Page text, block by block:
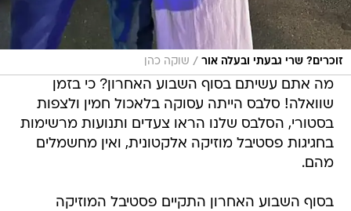
זוכרים? שרי גבעתי ובעלה אור / שוקה כהן
מה אתם עשיתם בסוף השבוע האחרון? כי בזמן
שוואלה! סלבס הייתה עסוקה בלאכול חמין ולצפות
בסטורי, הסלבס שלנו הראו צעדים ותנועות מרשימות
בחגיגות פסטיבל מוזיקה אלקטונית, ואין מחשמלים
מהם.
בסוף השבוע האחרון התקיים פסטיבל המוזיקה